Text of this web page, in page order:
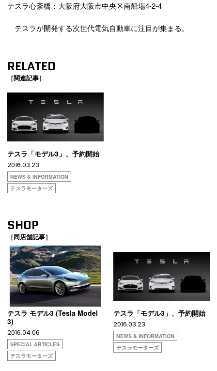
テスラ心斎橋：大阪府大阪市中央区南船場4-2-4
テスラが開発する次世代電気自動車に注目が集まる。
RELATED
［関連記事］
テスラ「モデル3」、予約開始
2016.03.23
NEWS & INFORMATION
テスラモーターズ
SHOP
［同店舗記事］
テスラ モデル3 (Tesla Model
3)
2016.04.06
SPECIAL ARTICLES
テスラモーターズ
テスラ「モデル3」、予約開始
2016.03.23
NEWS & INFORMATION
テスラモーターズ